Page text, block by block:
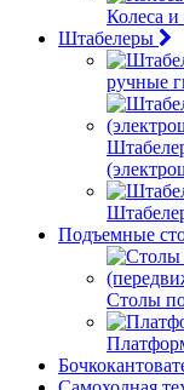
Колеса и
Штабелеры
ручные
Подъемные
Столы